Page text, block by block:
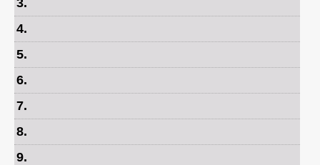
3.
4.
5.
6.
7.
8.
9.